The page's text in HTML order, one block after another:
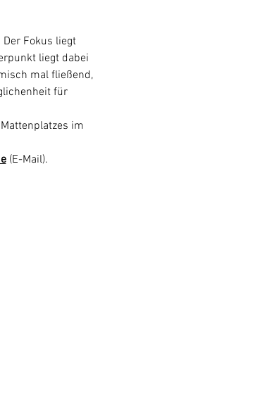
Fokus liegt
liegt dabei
mal fließend,
für
im
(E-Mail).